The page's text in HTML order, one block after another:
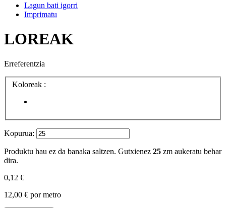
Lagun bati igorri
Imprimatu
LOREAK
Erreferentzia
Koloreak :
Kopurua:
Produktu hau ez da banaka saltzen. Gutxienez 25 zm aukeratu behar
dira.
0,12 €
12,00 € por metro